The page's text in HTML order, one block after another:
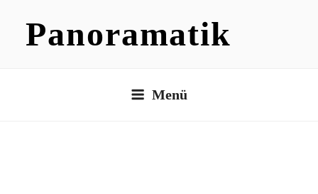
Panoramatik
Menü